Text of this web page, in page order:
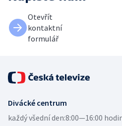
Otevřít
kontaktní
formulář
Divácké centrum
každý všední den:8:00—16:00